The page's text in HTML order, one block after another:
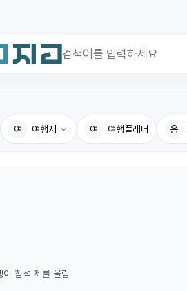
여 여행지 여 여행플래너 음
없습니다.
참석 제를 올림